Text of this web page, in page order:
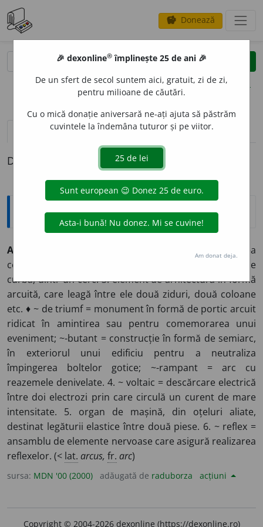
savings Donează
clear
opțiuni
definiții (1) pronunțievolume_up (24)
Definiția cu ID-ul 449431:
Explicative DEX
ARC
1. armă (primitivă) de aruncat săgeți. ◊ tot ceea
ce are forma unui arc (1). 2. (
) porțiune dintr-o linie
curbă, dintr-un cerc. 3. element de arhitectură în formă
arcuită, care leagă între ele două ziduri, două coloane
etc. ♦ ~ de triumf = monument în formă de portic arcuit
ridicat în amintirea sau pentru comemorarea unui
eveniment; ~-butant = construcție în formă de semiarc,
în exteriorul unui edificiu pentru a neutraliza
împingerea boltelor gotice; ~-rampant = arc cu
reazemele denivelate. 4. ~ voltaic = descărcare electrică
între doi electrozi prin care circulă un curent de mare
intensitate. 5. organ de mașină, din oțeluri aliate,
destinat legăturii elastice între două piese. 6. ~ reflex =
ansamblu de elemente nervoase care asigură realizarea
reflexelor. (< lat. arcus, fr. arc)
sursa: MDN '00 (2000) adăugată de raduborza acțiuni
Copyright © 2004-2026 dexonline (https://dexonline.ro)
🎉 dexonline® împlinește 25 de ani 🎉
De un sfert de secol suntem aici, gratuit, zi de zi,
pentru milioane de căutări.
Cu o mică donație aniversară ne-ați ajuta să păstrăm
cuvintele la îndemâna tuturor și pe viitor.
Am donat deja.